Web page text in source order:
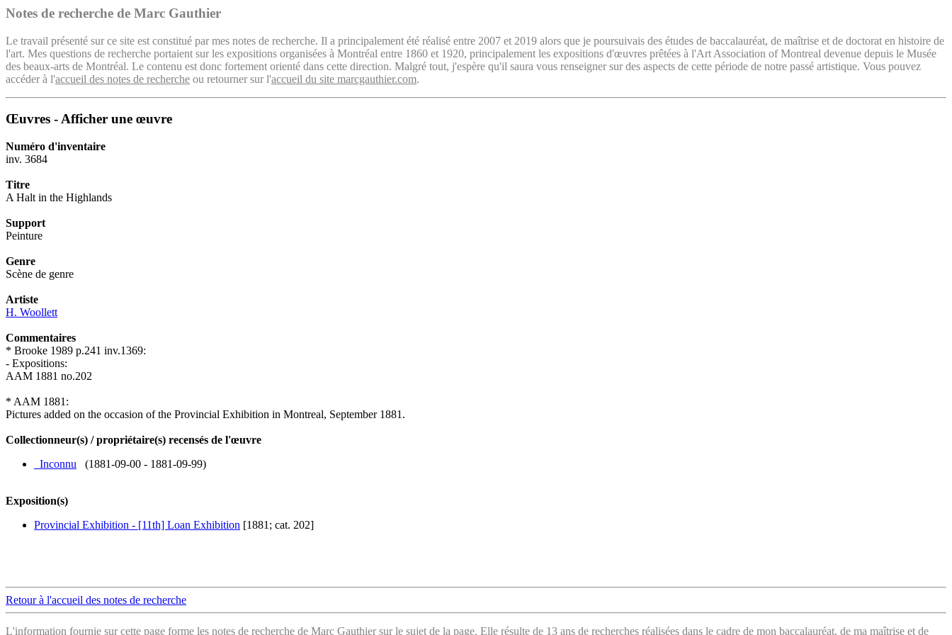
Notes de recherche de Marc Gauthier
Le travail présenté sur ce site est constitué par mes notes de recherche. Il a principalement été réalisé entre 2007 et 2019 alors que je poursuivais des études de baccalauréat, de maîtrise et de doctorat en histoire de
l'art. Mes questions de recherche portaient sur les expositions organisées à Montréal entre 1860 et 1920, principalement les expositions d'œuvres prêtées à l'Art Association of Montreal devenue depuis le Musée
des beaux-arts de Montréal. Le contenu est donc fortement orienté dans cette direction. Malgré tout, j'espère qu'il saura vous renseigner sur des aspects de cette période de notre passé artistique. Vous pouvez
accéder à l'accueil des notes de recherche ou retourner sur l'accueil du site marcgauthier.com.
Œuvres - Afficher une œuvre
Numéro d'inventaire
inv. 3684
Titre
A Halt in the Highlands
Support
Peinture
Genre
Scène de genre
Artiste
H. Woollett
Commentaires
* Brooke 1989 p.241 inv.1369:
- Expositions:
AAM 1881 no.202
* AAM 1881:
Pictures added on the occasion of the Provincial Exhibition in Montreal, September 1881.
Collectionneur(s) / propriétaire(s) recensés de l'œuvre
_Inconnu (1881-09-00 - 1881-09-99)
Exposition(s)
Provincial Exhibition - [11th] Loan Exhibition [1881; cat. 202]
Retour à l'accueil des notes de recherche
L'information fournie sur cette page forme les notes de recherche de Marc Gauthier sur le sujet de la page. Elle résulte de 13 ans de recherches réalisées dans le cadre de mon baccalauréat, de ma maîtrise et de